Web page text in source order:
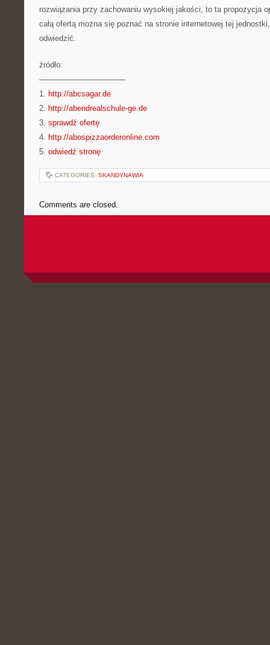
rozwiązania przy zachowaniu wysokiej jakości, to ta propozycja
całą ofertą można się poznać na stronie internetowej tej
odwiedzić.
źródło:
———————————
1. http://abcsagar.de
2. http://abendrealschule-ge.de
3. sprawdź ofertę
4. http://abospizzaorderonline.com
5. odwiedź stronę
CATEGORIES: SKANDYNAWIA
Comments are closed.